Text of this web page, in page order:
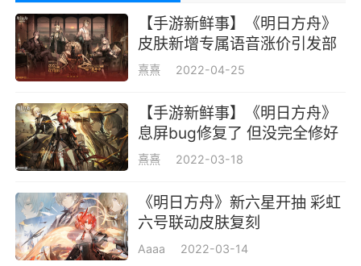
重装干员是最为坚韧的作战人员，他们负责
在作战的最前线完成对敌方单位的阻挡。优秀的
重装干员可以阻挡数个敌方单位。不过要注意的
是防御力与生存能力强大是以牺牲对敌伤害为前
提的，因此需要尽快配合其他干员消灭当前的敌
人。
医疗
医疗干员是整个团队的核心，他们帮助在前
线遭受攻击的其他干员并治疗其伤势。医疗干员
通常较为脆弱，需要将他们妥善保护。配合重装
【手游新鲜事】《明日方舟》
皮肤新增专属语音涨价引发部
分玩家不满
熹熹 2022-04-25
【手游新鲜事】《明日方舟》
息屏bug修复了 但没完全修好
熹熹 2022-03-18
《明日方舟》新六星开抽 彩虹
六号联动皮肤复刻
Aaaa 2022-03-14